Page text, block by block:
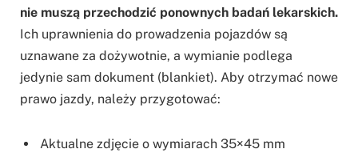
nie muszą przechodzić ponownych badań lekarskich.
Ich uprawnienia do prowadzenia pojazdów są
uznawane za dożywotnie, a wymianie podlega
jedynie sam dokument (blankiet). Aby otrzymać nowe
prawo jazdy, należy przygotować:
Aktualne zdjęcie o wymiarach 35×45 mm